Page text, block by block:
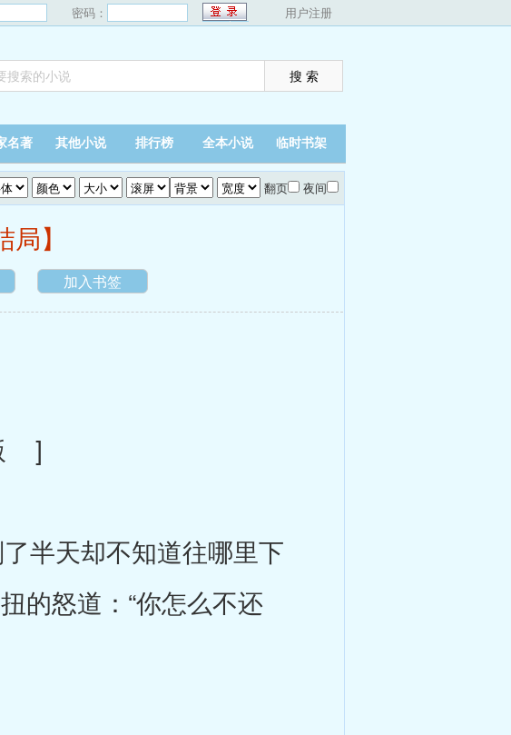
密码： 用户注册
名著 其他小说 排行榜 全本小说 临时书架
翻页 夜间
】
加入书签
]
天却不知道往哪里下
怒道：“你怎么不还